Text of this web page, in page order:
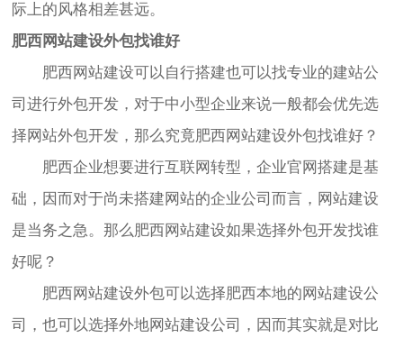
际上的风格相差甚远。
肥西 网站建设外包找谁好
肥西 网站建设可以自行搭建也可以找专业的建站公
司进行外包开发，对于中小型企业来说一般都会优先选
择网站外包开发，那么究竟肥西 网站建设外包找谁好？
肥西企业想要进行互联网转型，企业官网搭建是基
础，因而对于尚未搭建网站的企业公司而言， 网站建设
是当务之急。那么肥西 网站建设如果选择外包开发找谁
好呢？
肥西 网站建设外包可以选择肥西本地的 网站建设公
司，也可以选择外地网站建设公司，因而其实就是对比